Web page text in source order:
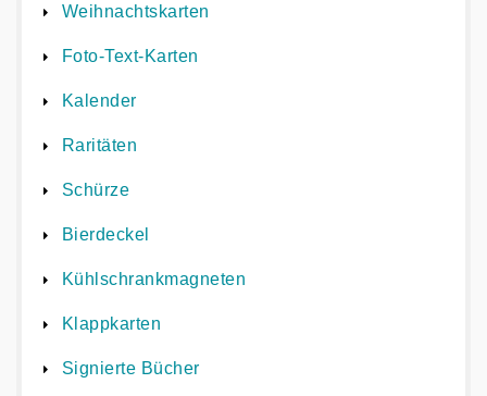
Weihnachtskarten
Foto-Text-Karten
Kalender
Raritäten
Schürze
Bierdeckel
Kühlschrankmagneten
Klappkarten
Signierte Bücher